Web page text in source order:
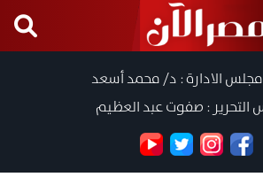
الادارة : د/ محمد أسعد
التحرير : صفوت عبد العظيم